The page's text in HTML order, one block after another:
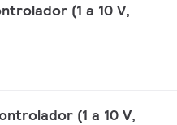
(1 a 10 V,
(1 a 10 V,